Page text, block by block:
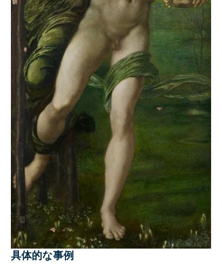
具体的な事例